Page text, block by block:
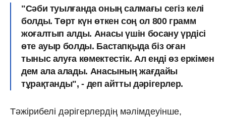
"Сәби туылғанда оның салмағы сегіз келі
болды. Төрт күн өткен соң ол 800 грамм
жоғалтып алды. Анасы үшін босану үрдісі
өте ауыр болды. Бастапқыда біз оған
тыныс алуға көмектестік. Ал енді өз еркімен
дем ала алады. Анасының жағдайы
тұрақтанды", - деп айтты дәрігерлер.
Тәжірибелі дәрігерлердің мәлімдеуінше,